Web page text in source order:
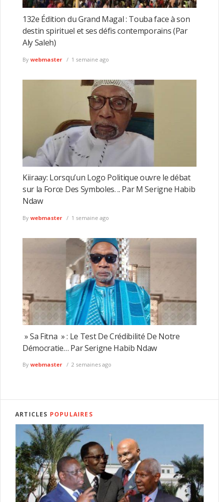
132e Édition du Grand Magal : Touba face à son
destin spirituel et ses défis contemporains (Par
Aly Saleh)
By webmaster 1 semaine ago
Kiiraay: Lorsqu’un Logo Politique ouvre le débat
sur la Force Des Symboles. .. Par M Serigne Habib
Ndaw
By webmaster 1 semaine ago
» Sa Fitna » : Le Test De Crédibilité De Notre
Démocratie… Par Serigne Habib Ndaw
By webmaster 2 semaines ago
ARTICLES POPULAIRES